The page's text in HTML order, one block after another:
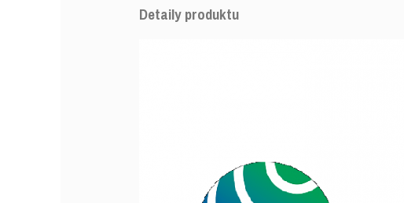
Detaily produktu